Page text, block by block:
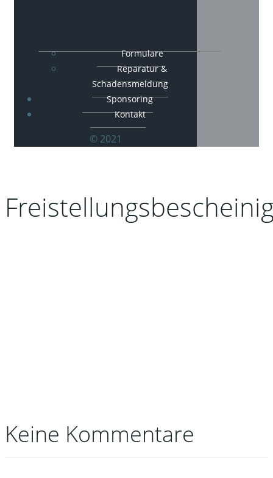
Formulare
Reparatur &
Schadensmeldung
Sponsoring
Kontakt
© 2021
Keine Kommentare